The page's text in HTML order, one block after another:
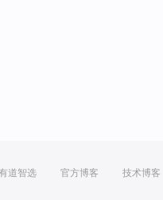
道智选 官方博客 技术博客